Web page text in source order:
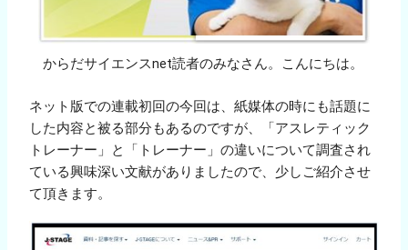
からだサイエンスnet読者のみなさん。こんにちは。
ネット版での連載初回の今回は、紙媒体の時にも話題に
した内容と被る部分もあるのですが、「アスレティック
トレーナー」と「トレーナー」の違いについて調査され
ている興味深い文献がありましたので、少しご紹介させ
て頂きます。